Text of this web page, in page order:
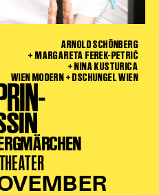
ARNOLD SCHÖNBERG
+ MARGARETA FEREK-PETRIĆ
+ NINA KUSTURICA
WIEN MODERN + DSCHUNGEL WIEN